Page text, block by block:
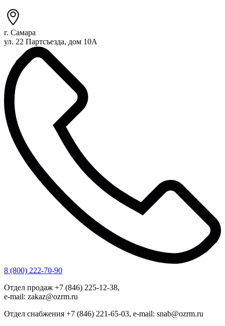
г. Самара
ул. 22 Партсъезда, дом 10А
8 (800) 222-70-90
Отдел продаж +7 (846) 225-12-38,
e-mail: zakaz@ozrm.ru
Отдел снабжения +7 (846) 221-65-03, e-mail: snab@ozrm.ru